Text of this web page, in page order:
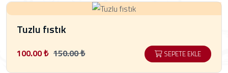
Tuzlu fıstık
100.00 ₺ 150.00 ₺ SEPETE EKLE